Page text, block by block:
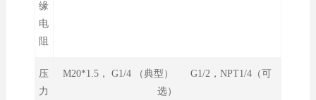
缘
电
阻
压
力
M20*1.5， G1/4 （典型） G1/2，NPT1/4（可
选）